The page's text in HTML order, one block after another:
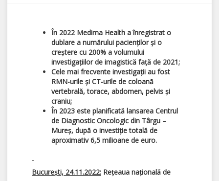
În 2022 Medima Health a înregistrat o
dublare a numărului pacienților și o
creștere cu 200% a volumului
investigațiilor de imagistică față de 2021;
Cele mai frecvente investigații au fost
RMN-urile și CT-urile de coloană
vertebrală, torace, abdomen, pelvis și
craniu;
În 2023 este planificată lansarea Centrul
de Diagnostic Oncologic din Târgu –
Mureş, după o investiţie totală de
aproximativ 6,5 milioane de euro.
București, 24.11.2022: Rețeaua națională de